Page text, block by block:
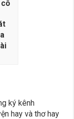
ký kênh
hay và thơ hay